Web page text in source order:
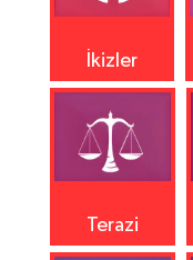
İkizler
Terazi